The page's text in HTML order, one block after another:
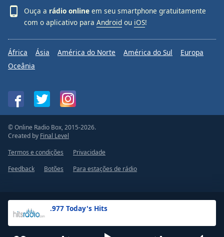
.977 Today's Hits
Ouça a rádio online em seu smartphone gratuitamente
com o aplicativo para Android ou iOS!
África Ásia América do Norte América do Sul
Europa
Oceânia
© Online Radio Box, 2015-2026.
Created by Final Level
Termos e condições
Privacidade
Feedback
Botões Para estações de rádio